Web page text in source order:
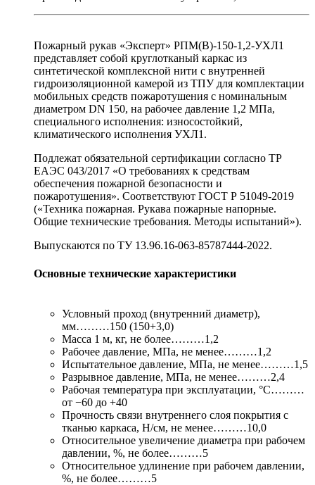
Пожарный рукав «Эксперт» РПМ(В)-150-1,2-УХЛ1
представляет собой круглотканый каркас из
синтетической комплексной нити с внутренней
гидроизоляционной камерой из ТПУ для комплектации
мобильных средств пожаротушения с номинальным
диаметром DN 150, на рабочее давление 1,2 МПа,
специального исполнения: износостойкий,
климатического исполнения УХЛ1.
Подлежат обязательной сертификации согласно ТР
ЕАЭС 043/2017 «О требованиях к средствам
обеспечения пожарной безопасности и
пожаротушения». Соответствуют ГОСТ Р 51049-2019
(«Техника пожарная. Рукава пожарные напорные.
Общие технические требования. Методы испытаний»).
Выпускаются по ТУ 13.96.16-063-85787444-2022.
Основные технические характеристики
Условный проход (внутренний диаметр),
мм………150 (150+3,0)
Масса 1 м, кг, не более………1,2
Рабочее давление, МПа, не менее………1,2
Испытательное давление, МПа, не менее………1,5
Разрывное давление, МПа, не менее………2,4
Рабочая температура при эксплуатации, °С………
от −60 до +40
Прочность связи внутреннего слоя покрытия с
тканью каркаса, Н/см, не менее………10,0
Относительное увеличение диаметра при рабочем
давлении, %, не более………5
Относительное удлинение при рабочем давлении,
%, не более………5